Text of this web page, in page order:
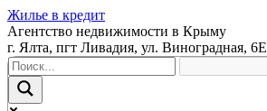
Жилье в кредит
Агентство недвижимости в Крыму
г. Ялта, пгт Ливадия, ул. Виноградная, 6Е